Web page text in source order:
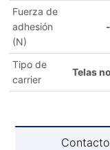
Fuerza de
adhesión
(N)
-
Tipo de
carrier
Telas